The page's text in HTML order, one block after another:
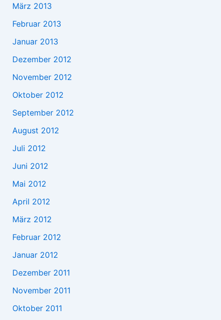
März 2013
Februar 2013
Januar 2013
Dezember 2012
November 2012
Oktober 2012
September 2012
August 2012
Juli 2012
Juni 2012
Mai 2012
April 2012
März 2012
Februar 2012
Januar 2012
Dezember 2011
November 2011
Oktober 2011